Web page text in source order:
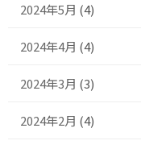
2024年5月 (4)
2024年4月 (4)
2024年3月 (3)
2024年2月 (4)